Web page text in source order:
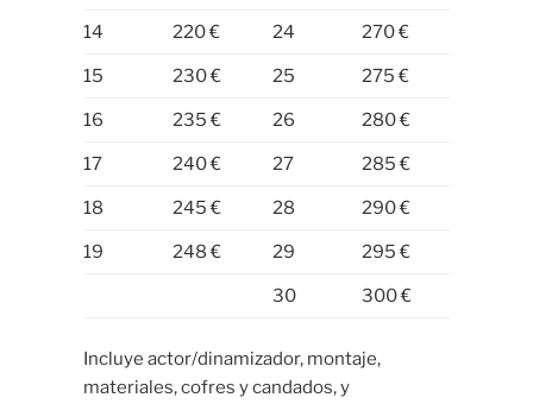
14 220 € 24 270 €
15 230 € 25 275 €
16 235 € 26 280 €
17 240 € 27 285 €
18 245 € 28 290 €
19 248 € 29 295 €
30 300 €
Incluye actor/dinamizador, montaje,
materiales, cofres y candados, y